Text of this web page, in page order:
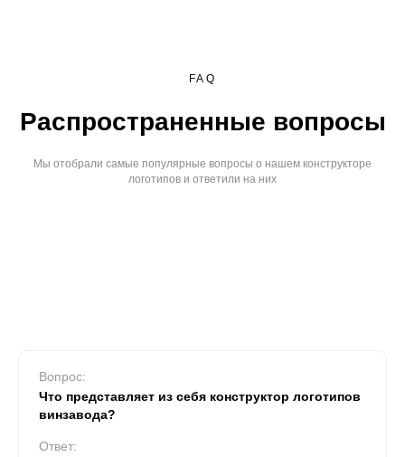
FAQ
Распространенные вопросы
Мы отобрали самые популярные вопросы о нашем конструкторе
логотипов и ответили на них
Вопрос:
Что представляет из себя конструктор логотипов
винзавода?
Ответ: